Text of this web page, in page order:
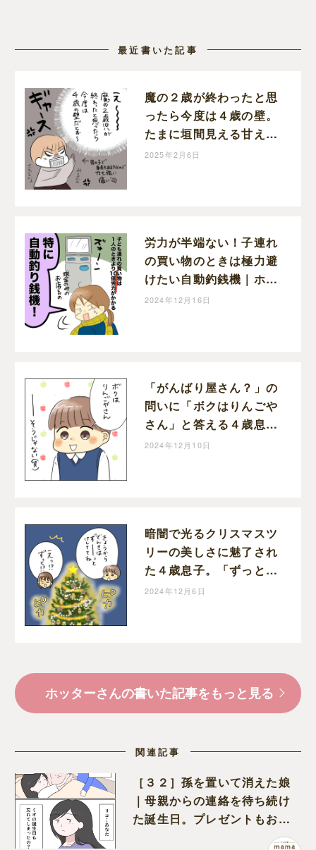
最近書いた記事
魔の２歳が終わったと思
ったら今度は４歳の壁。
たまに垣間見える甘えん
坊が愛おしい｜ホッター
2025年2月6日
労力が半端ない！子連れ
の買い物のときは極力避
けたい自動釣銭機｜ホッ
ターの子育て絵日記
2024年12月16日
「がんばり屋さん？」の
問いに「ボクはりんごや
さん」と答える４歳息子
が可愛すぎる｜ホッター
2024年12月10日
暗闇で光るクリスマスツ
リーの美しさに魅了され
た４歳息子。「ずっと電
気消して！」とまさかの
2024年12月6日
ホッターさんの書いた記事をもっと見る
関連記事
［３２］孫を置いて消えた娘
｜母親からの連絡を待ち続け
た誕生日。プレゼントもお祝